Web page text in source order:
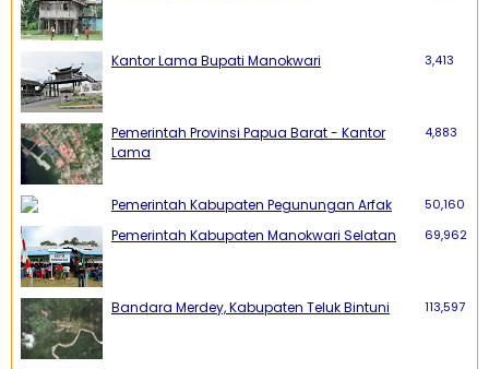
Kantor Lama Bupati Manokwari 3,413
Pemerintah Provinsi Papua Barat - Kantor
Lama
4,883
Pemerintah Kabupaten Pegunungan Arfak 50,160
Pemerintah Kabupaten Manokwari Selatan 69,962
Bandara Merdey, Kabupaten Teluk Bintuni 113,597